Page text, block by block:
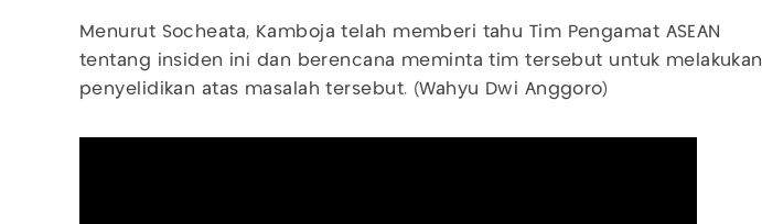
Menurut Socheata, Kamboja telah memberi tahu Tim Pengamat ASEAN
tentang insiden ini dan berencana meminta tim tersebut untuk melakukan
penyelidikan atas masalah tersebut. (Wahyu Dwi Anggoro)